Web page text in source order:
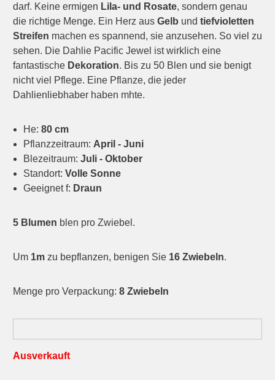
darf. Keine ermigen Lila- und Rosate, sondern genau
die richtige Menge. Ein Herz aus Gelb und tiefvioletten
Streifen machen es spannend, sie anzusehen. So viel zu
sehen. Die Dahlie Pacific Jewel ist wirklich eine
fantastische Dekoration. Bis zu 50 Blen und sie benigt
nicht viel Pflege. Eine Pflanze, die jeder
Dahlienliebhaber haben mhte.
He: 80 cm
Pflanzzeitraum: April - Juni
Blezeitraum: Juli - Oktober
Standort: Volle Sonne
Geeignet f: Draun
5 Blumen blen pro Zwiebel.
Um 1m zu bepflanzen, benigen Sie 16 Zwiebeln.
Menge pro Verpackung: 8 Zwiebeln
Ausverkauft